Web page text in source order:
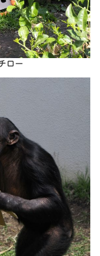
ロー